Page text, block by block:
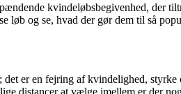
kvindeløbsbegivenhed, der
løb og se, hvad der gør dem til så
er en fejring af kvindelighed,
distancer at vælge imellem er der